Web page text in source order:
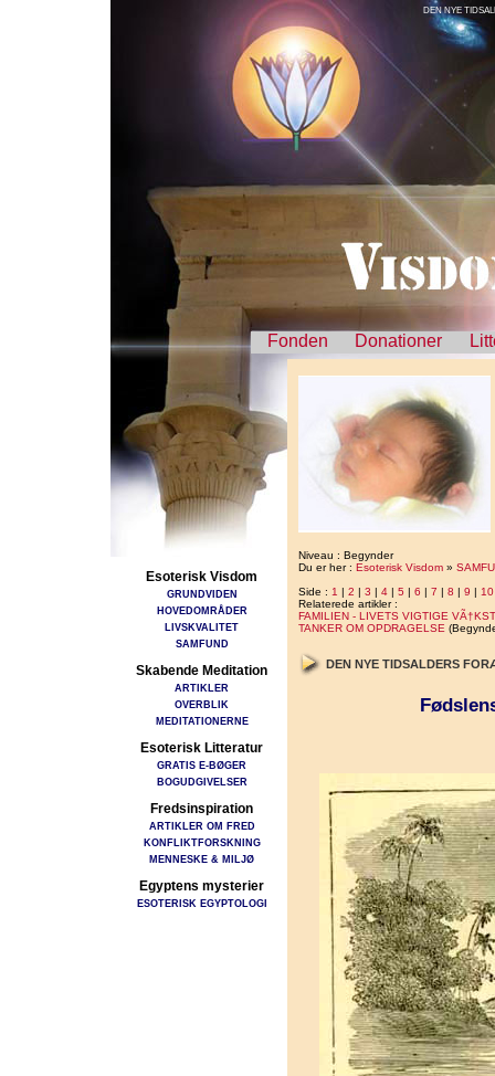
DEN NYE
Fonden Donationer
Esoterisk Visdom
GRUNDVIDEN
HOVEDOMRÅDER
LIVSKVALITET
SAMFUND
Skabende Meditation
ARTIKLER
OVERBLIK
MEDITATIONERNE
Esoterisk Litteratur
GRATIS E-BØGER
BOGUDGIVELSER
Fredsinspiration
ARTIKLER OM FRED
KONFLIKTFORSKNING
MENNESKE & MILJØ
Egyptens mysterier
ESOTERISK EGYPTOLOGI
Niveau : Begynder
Du er her : Esoterisk Visdom »
Side : 1 | 2 | 3 | 4 | 5 | 6 | 7 | 8 | 9 | 10
Relaterede artikler :
FAMILIEN - LIVETS VIGTIGE
TANKER OM OPDRAGELSE
DEN NYE TIDSALDERS